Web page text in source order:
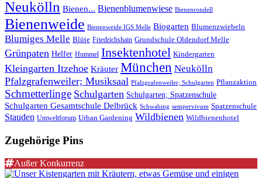
Neukölln Bienen... Bienenblumenwiese Bienenrondell
Bienenweide Bienenweide IGS Melle Biogarten Blumenzwiebeln
Blumiges Melle Blüte Friedrichshain Grundschule Oldendorf Melle
Grünpaten Helfer Hummel Insektenhotel Kindergarten
Kleingarten Itzehoe Kräuter München Neukölln
Pfalzgrafenweiler; Musiksaal Pfalzgrafenweiler; Schulgarten Pflanzaktion
Schmetterlinge Schulgarten Schulgarten; Spatzenschule
Schulgarten Gesamtschule Delbrück Schwabing sempervivum Spatzenschule
Stauden Umweltforum Urban Gardening Wildbienen Wildbienenhotel
Zugehörige Pins
Außer Konkurrenz